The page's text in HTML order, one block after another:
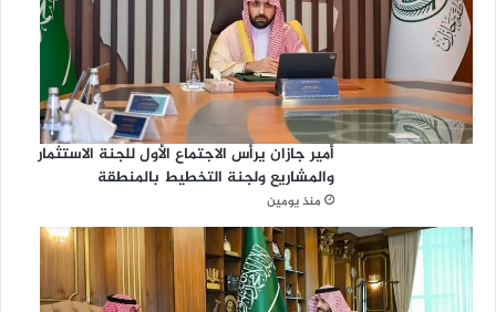
أمير جازان يرأس الاجتماع الأول للجنة الاستثمار
والمشاريع ولجنة التخطيط بالمنطقة
منذ يومين